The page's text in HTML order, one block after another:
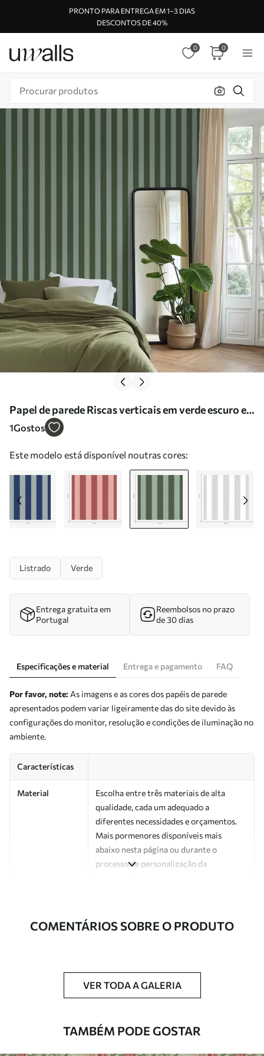
PRONTO PARA ENTREGA EM 1–3 DIAS
DESCONTOS DE 40%
0 0
Papel de parede Riscas verticais em verde escuro e
claro Nr. a01179v4
1Gostos
Este modelo está disponível noutras cores:
Listrado Verde
Entrega gratuita em
Portugal
Reembolsos no prazo
de 30 dias
Especificações e material Entrega e pagamento FAQ
Por favor, note: As imagens e as cores dos papéis de parede
apresentados podem variar ligeiramente das do site devido às
configurações do monitor, resolução e condições de iluminação no
ambiente.
Características
Material
Escolha entre três materiais de alta
qualidade, cada um adequado a
diferentes necessidades e orçamentos.
Mais pormenores disponíveis mais
abaixo nesta página ou durante o
processo de personalização da
Número do
a01179v4
Acabamento Semibrilhante.
Impresso sob encomenda e entregue em
adicionais
Disponível com revestimento de verniz
e/ou adesivo para papel de parede.
COMENTÁRIOS SOBRE O PRODUTO
VER TODA A GALERIA
TAMBÉM PODE GOSTAR